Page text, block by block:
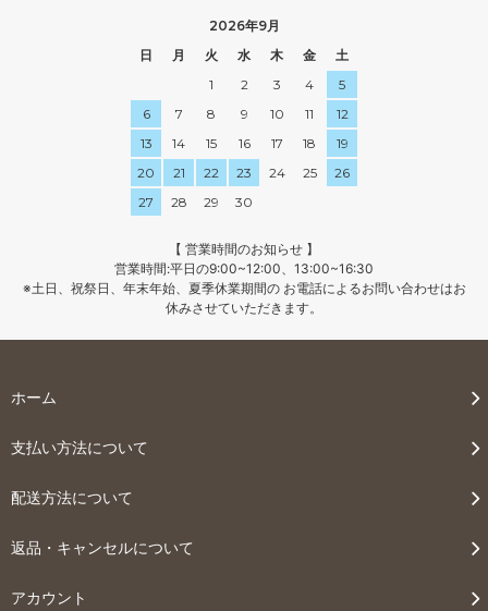
2026年9月
日
月 火 水 木 金
土
1
2 3 4
5
6
7 8 9 10 11
12
13
14 15 16 17 18
19
20
21 22 23 24 25
26
27
28 29 30
【 営業時間のお知らせ 】
営業時間:平日の9:00~12:00、13:00~16:30
※土日、祝祭日、年末年始、夏季休業期間の お電話によるお問い合わせはお
休みさせていただきます。
ホーム
支払い方法について
配送方法について
返品・キャンセルについて
アカウント